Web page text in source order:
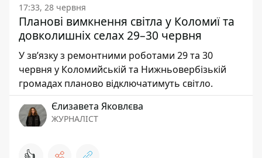
17:33, 28 червня
Планові вимкнення світла у Коломиї та
довколишніх селах 29–30 червня
У звʼязку з ремонтними роботами 29 та 30
червня у Коломийській та Нижньовербізькій
громадах планово відключатимуть світло.
Єлизавета Яковлєва
ЖУРНАЛІСТ